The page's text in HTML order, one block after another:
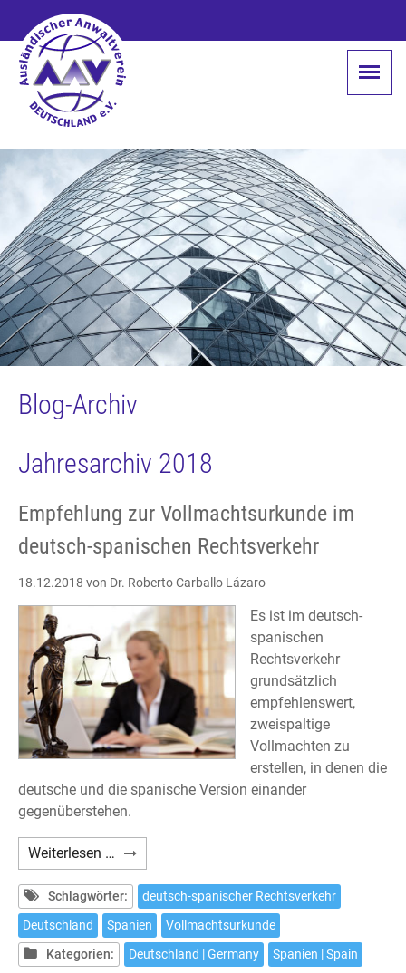
Blog-Archiv
Jahresarchiv 2018
Empfehlung zur Vollmachtsurkunde im
deutsch-spanischen Rechtsverkehr
18.12.2018 von Dr. Roberto Carballo Lázaro
Es ist im deutsch-
spanischen
Rechtsverkehr
grundsätzlich
empfehlenswert,
zweispaltige
Vollmachten zu
erstellen, in denen die
deutsche und die spanische Version einander
gegenüberstehen.
Weiterlesen … Empfehlung
zur
Vollmachtsurkunde
im
deutsch-
spanischen
Schlagwörter:
deutsch-spanischer Rechtsverkehr
Deutschland
Spanien
Vollmachtsurkunde
Kategorien:
Deutschland | Germany Spanien | Spain